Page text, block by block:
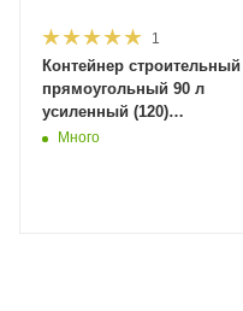
1
Контейнер строительный
прямоугольный 90 л
усиленный (120)
(бп000007922)
Много